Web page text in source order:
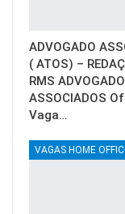
ADVOGADO
( ATOS) –
RMS
ASSOCIADOS
Vaga…
VAGAS HOME